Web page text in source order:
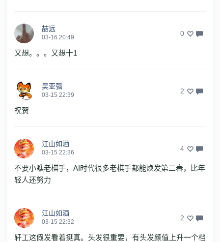
喆远
03-16 20:49 0
又想。。。又想十1
吴亚强
03-15 22:39 2
祝贺
江山如酒
03-15 22:36 4
不要小瞧老棋手，AI时代很多老棋手都能焕发第二春，比年
轻人还努力
江山如酒
03-15 22:32 2
轩工这假发看着挺真。头发很重要，有头发颜值上升一个档